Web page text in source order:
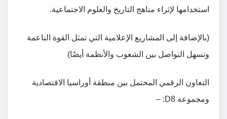
استخدامها لإثراء مناهج التاريخ والعلوم الاجتماعية.
(بالإضافة إلى المشاريع الإعلامية التي تمثل القوة الناعمة
وتسهل التواصل بين الشعوب والأنظمة أيضًا)
التعاون الرقمي المحتمل بين منطقة أوراسيا الاقتصادية
ومجموعة D8: –